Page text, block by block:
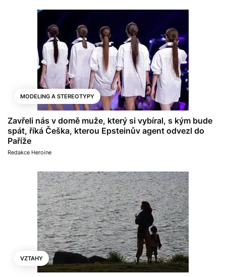
MODELING A STEREOTYPY
Zavřeli nás v domě muže, který si vybíral, s kým bude
spát, říká Češka, kterou Epsteinův agent odvezl do
Paříže
Redakce Heroine
VZTAHY